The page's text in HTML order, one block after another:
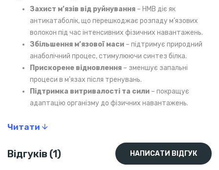
Захист м’язів від руйнування – HMB діє як
антикатаболік, що перешкоджає розпаду м’язових
волокон під час інтенсивних фізичних навантажень.
Збільшення м’язової маси – підтримує природний
анаболічний процес, стимулюючи синтез білка.
Прискорене відновлення – зменшує запальні
процеси в м’язах після тренувань.
Підтримка витривалості та сили – покращує
адаптацію організму до фізичних навантажень.
можливість регулювати дозування і поєднувати з
Для кого Olimp HMB Xplode?
Читати
Відгуків (1) НАПИСАТИ ВІДГУК